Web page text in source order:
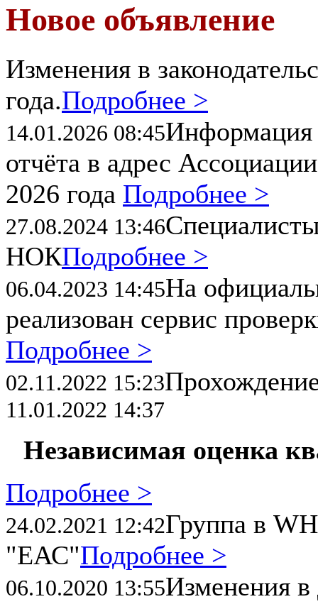
Новое объявление
Изменения в
года.Подробнее >
14.01.2026 08:45Информация
отчёта в адрес
2026 года Подробнее >
27.08.2024 13:46
НОКПодробнее >
06.04.2023 14:45На
реализован сервис
Подробнее >
02.11.2022 15:23
11.01.2022 14:37
Независимая оценка
Подробнее >
24.02.2021 12:42Группа в
"ЕАС"Подробнее >
06.10.2020 13:55Изменения в